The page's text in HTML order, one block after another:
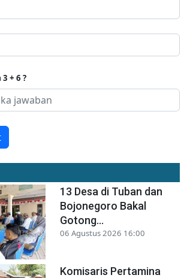
+ 6 ?
13 Desa di Tuban dan
Bojonegoro Bakal
Gotong...
06 Agustus 2026 16:00
Komisaris Pertamina